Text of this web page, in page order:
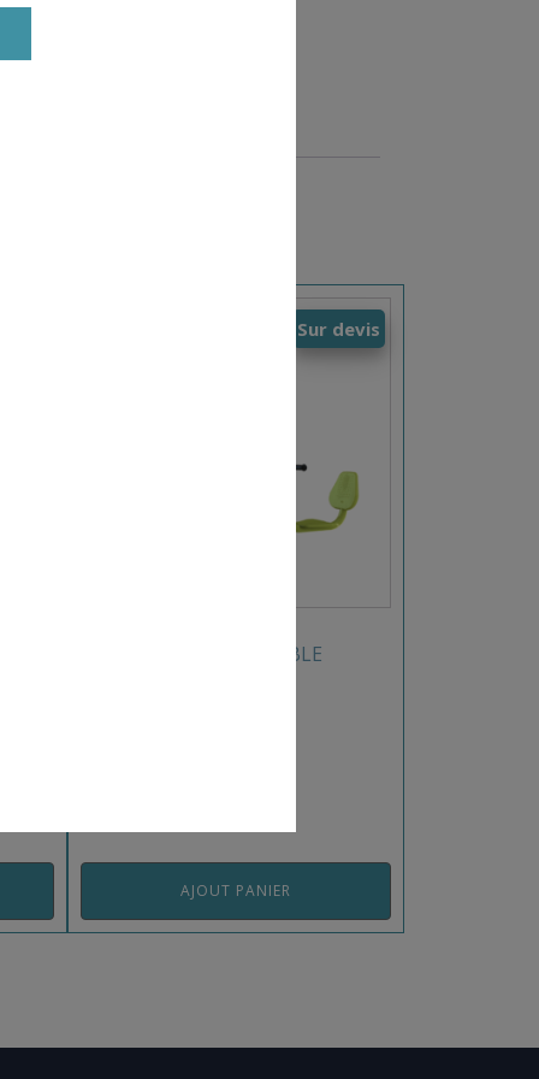
SQUAT MACHINE DOUBLE
Sur devis
AJOUT PANIER